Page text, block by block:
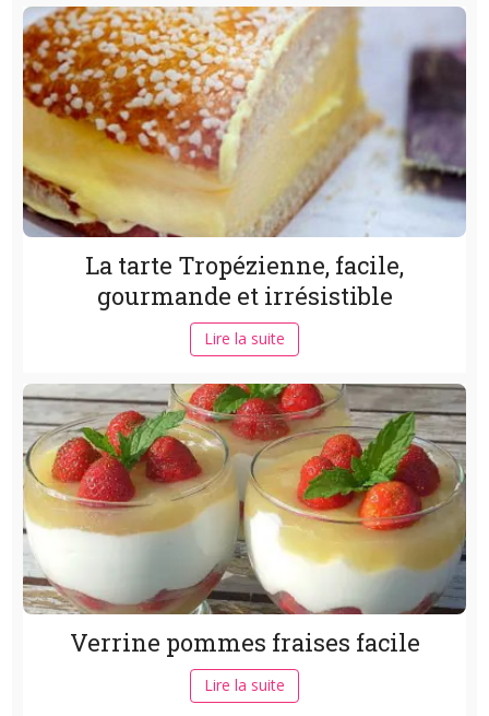
La tarte Tropézienne, facile,
gourmande et irrésistible
Lire la suite
Verrine pommes fraises facile
Lire la suite